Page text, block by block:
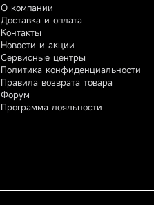
О компании
Доставка и оплата
Контакты
Новости и акции
Сервисные центры
Политика конфиденциальности
Правила возврата товара
Форум
Программа лояльности